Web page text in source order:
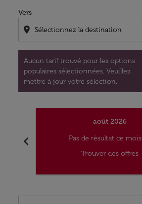
Vers
location_on
Aucun tarif trouvé pour les options
populaires sélectionnées. Veuillez
mettre à jour votre sélection.
chevron_left
août 2026
Pas de résultat ce
Trouver des offres